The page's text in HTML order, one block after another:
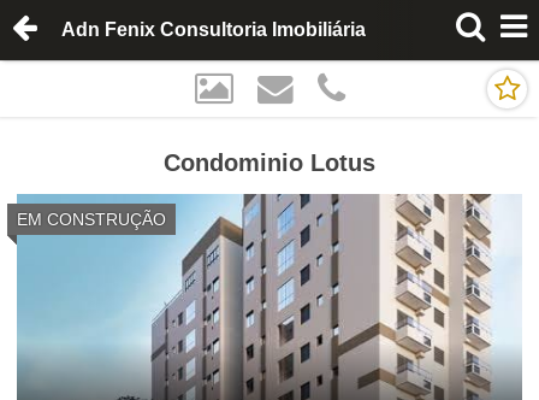
Adn Fenix Consultoria Imobiliária
Condominio Lotus
EM CONSTRUÇÃO